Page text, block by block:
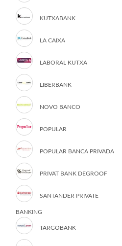
KUTXABANK
LA CAIXA
LABORAL KUTXA
LIBERBANK
NOVO BANCO
POPULAR
POPULAR BANCA PRIVADA
PRIVAT BANK DEGROOF
SANTANDER PRIVATE
BANKING
TARGOBANK